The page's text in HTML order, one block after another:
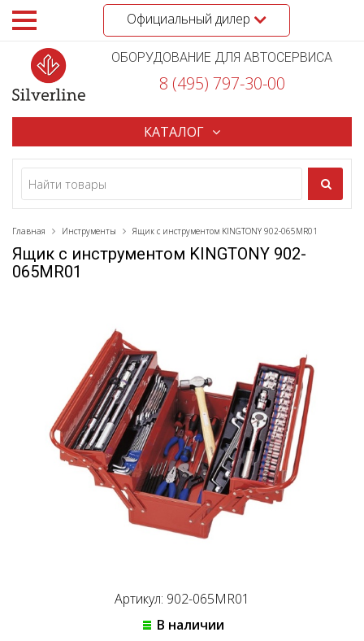
Официальный дилер
ОБОРУДОВАНИЕ ДЛЯ АВТОСЕРВИСА
8 (495) 797-30-00
КАТАЛОГ
Главная Инструменты Ящик с инструментом KINGTONY 902-065MR01
Ящик с инструментом KINGTONY 902-
065MR01
Артикул: 902-065MR01
В наличии